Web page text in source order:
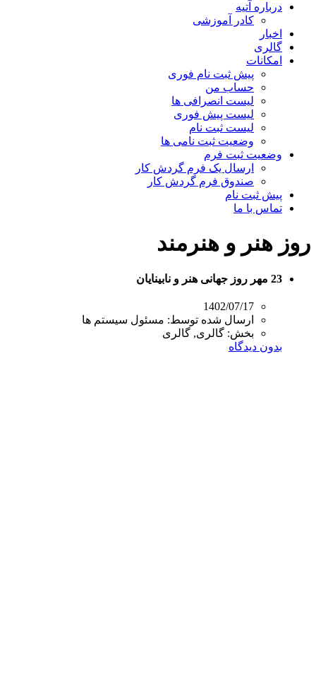
درباره آتیه
کادر آموزشی
اخبار
گالری
امکانات
پیش ثبت نام فوری
حساب من
لیست انصرافی ها
لیست پیش فوری
لیست ثبت نام
وضعیت ثبت نامی ها
وضعیت ثبت فرم
ارسال یک فرم گردش کار
صندوق فرم گردش کار
پیش ثبت نام
تماس با ما
روز هنر و هنرمند
23 مهر روز جهانی هنر و نابینایان
1402/07/17
ارسال شده توسط: مسئول سیستم ها
بخش: گالری, گالری
بدون دیدگاه